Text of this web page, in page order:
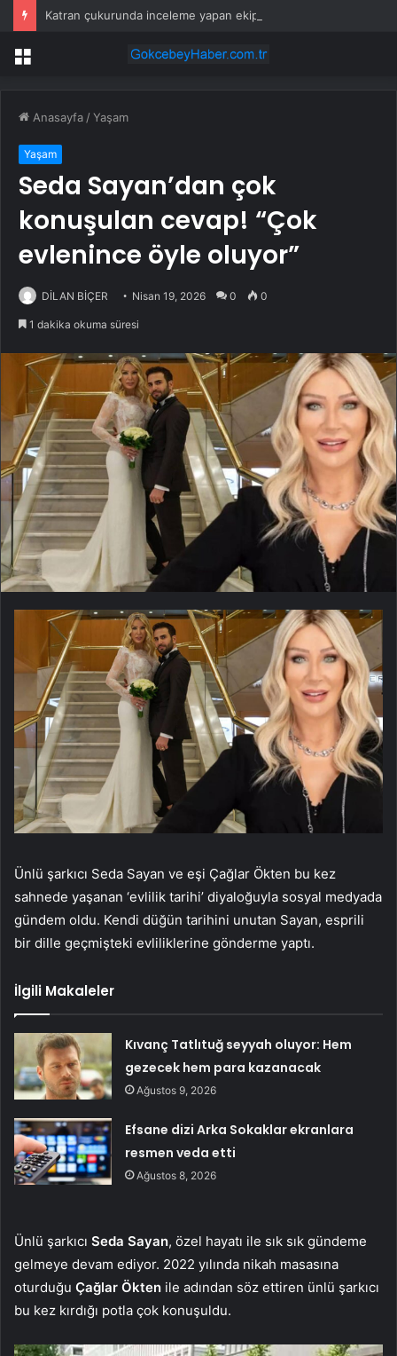
Menü
Anasayfa /Yaşam
Yaşam
Seda Sayan’dan çok
konuşulan cevap! “Çok
evlenince öyle oluyor”
DİLAN BİÇER Nisan 19, 2026 0 0
1 dakika okuma süresi
Ünlü şarkıcı Seda Sayan ve eşi Çağlar Ökten bu kez
sahnede yaşanan ‘evlilik tarihi’ diyaloğuyla sosyal medyada
gündem oldu. Kendi düğün tarihini unutan Sayan, esprili
bir dille geçmişteki evliliklerine gönderme yaptı.
İlgili Makaleler
Kıvanç Tatlıtuğ seyyah oluyor: Hem
gezecek hem para kazanacak
Ağustos 9, 2026
Efsane dizi Arka Sokaklar ekranlara
resmen veda etti
Ağustos 8, 2026
Ünlü şarkıcı Seda Sayan, özel hayatı ile sık sık gündeme
gelmeye devam ediyor. 2022 yılında nikah masasına
oturduğu Çağlar Ökten ile adından söz ettiren ünlü şarkıcı
bu kez kırdığı potla çok konuşuldu.